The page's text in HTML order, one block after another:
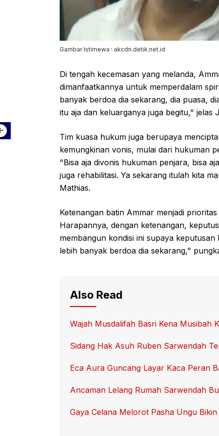
Gambar Istimewa : akcdn.detik.net.id
Di tengah kecemasan yang melanda,
dimanfaatkannya untuk memperdalam
banyak berdoa dia sekarang, dia puasa,
itu aja dan keluarganya juga begitu," jelas
Tim kuasa hukum juga berupaya
kemungkinan vonis, mulai dari hukuman
"Bisa aja divonis hukuman penjara, bisa
juga rehabilitasi. Ya sekarang itulah kita
Mathias.
Ketenangan batin Ammar menjadi
Harapannya, dengan ketenangan,
membangun kondisi ini supaya
lebih banyak berdoa dia sekarang,"
Also Read
Wajah Musdalifah Basri Kena Musibah
Sidang Hak Asuh Ruben Sarwendah
Eca Aura Guncang Layar Kaca Peran
Ancaman Lelang Rumah Sarwendah
Gaya Celana Melorot Pasha Ungu Bikin